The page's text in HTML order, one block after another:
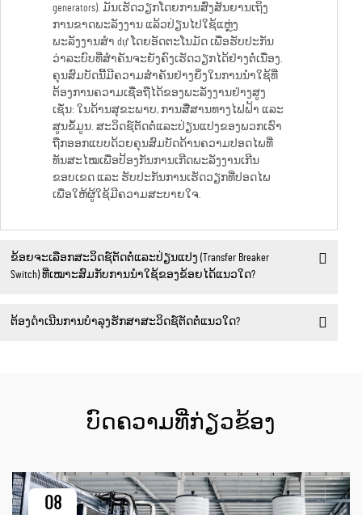
generators). ມັນເຮັດວຽກໂດຍການສົ່ງສັນຍານເຖິງ
ການຂາດພະລັງງານ ແລ້ວປ່ຽນໄປໃຊ້ແຫຼ່ງ
ພະລັງງານສຳ dự ໂດຍອັດຕະໂນມັດ ເພື່ອຮັບປະກັນ
ວ່າລະບົບທີ່ສຳຄັນຈະຍັງຄົງເຮັດວຽກໄດ້ຢ່າງຕໍ່ເນື່ອງ.
ຄຸນສົມບັດນີ້ມີຄວາມສຳຄັນຢ່າງຍິ່ງໃນການນຳໃຊ້ທີ່
ຕ້ອງການຄວາມເຊື່ອຖືໄດ້ຂອງພະລັງງານຢ່າງສູງ
ເຊັ່ນ: ໃນດ້ານສຸຂະພາບ, ການສື່ສານທາງໄຟຟ້າ ແລະ
ສູນຂໍ້ມູນ. ສະວິດຊ໌ຕັດຕໍ່ແລະປ່ຽນແປງຂອງພວກເຮົາ
ຖືກອອກແບບດ້ວຍຄຸນສົມບັດດ້ານຄວາມປອດໄພທີ່
ທັນສະໄໝເພື່ອປ້ອງກັນການເກີດພະລັງງານເກີນ
ຂອບເຂດ ແລະ ຮັບປະກັນການເຮັດວຽກທີ່ປອດໄພ
ເພື່ອໃຫ້ຜູ້ໃຊ້ມີຄວາມສະບາຍໃຈ.
ຂ້ອຍຈະເລືອກສະວິດຊ໌ຕັດຕໍ່ແລະປ່ຽນແປງ (Transfer Breaker
Switch) ທີ່ເໝາະສົມກັບການນຳໃຊ້ຂອງຂ້ອຍໄດ້ແນວໃດ?
ຕ້ອງດຳເນີນການບໍາລຸງຮັກສາສະວິດຊ໌ຕັດຕໍ່ແນວໃດ?
ບົດຄວາມທີ່ກ່ຽວຂ້ອງ
08